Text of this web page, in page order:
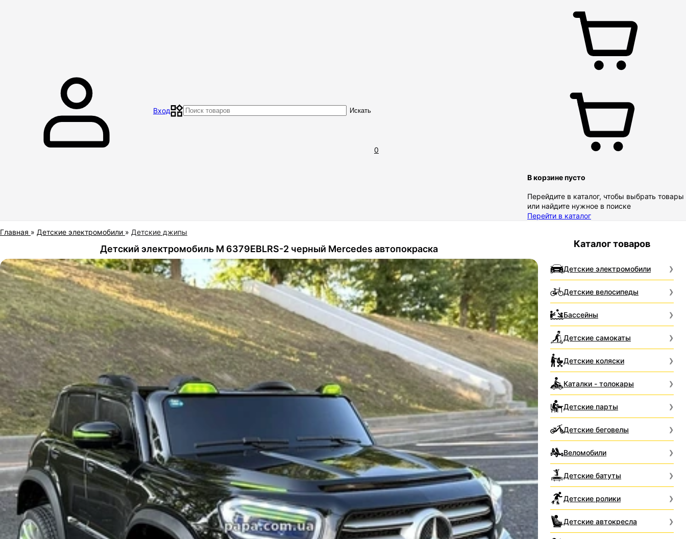
МагазинКонтакты ОтзывыДоставка и оплатаОбмен и возврат товара
Вход Искать
0
В корзине пусто
Перейдите в каталог, чтобы выбрать товары
или найдите нужное в поиске
Перейти в каталог
Главная » Детские электромобили » Детские джипы
Детский электромобиль M 6379EBLRS-2 черный Mercedes автопокраска Каталог товаров
Детские электромобили
Детские велосипеды
Бассейны
Детские самокаты
Детские коляски
Каталки - толокары
Детские парты
Детские беговелы
Веломобили
Детские батуты
Детские ролики
Детские автокресла